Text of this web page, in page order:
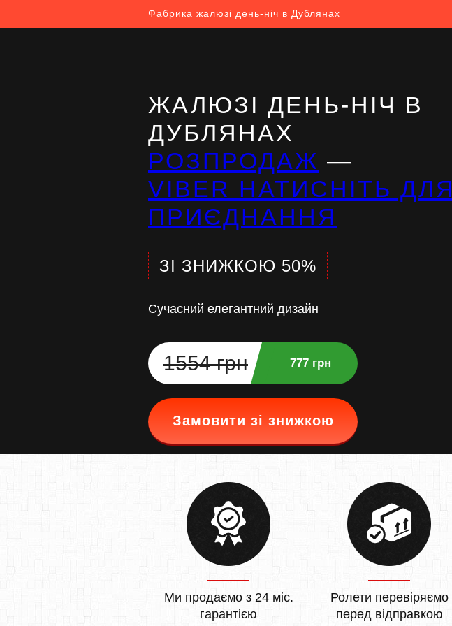
Фабрика жалюзі день-ніч в Дублянах
ЖАЛЮЗІ ДЕНЬ-НІЧ В
ДУБЛЯНАХ
РОЗПРОДАЖ —
VIBER НАТИСНІТЬ ДЛЯ
ПРИЄДНАННЯ
ЗІ ЗНИЖКОЮ 50%
Сучасний елегантний дизайн
1554 грн 777 грн
Замовити зі знижкою
Ми продаємо з 24 міс.
гарантією
Ролети перевіряємо
перед відправкою